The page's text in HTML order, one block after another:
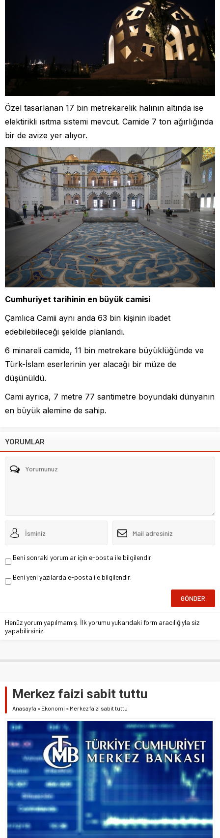
Özel tasarlanan 17 bin metrekarelik halının altında ise
elektirikli ısıtma sistemi mevcut. Camide 7 ton ağırlığında
bir de avize yer alıyor.
Cumhuriyet tarihinin en büyük camisi
Çamlıca Camii aynı anda 63 bin kişinin ibadet
edebilebileceği şekilde planlandı.
6 minareli camide, 11 bin metrekare büyüklüğünde ve
Türk-İslam eserlerinin yer alacağı bir müze de
düşünüldü.
Cami ayrıca, 7 metre 77 santimetre boyundaki dünyanın
en büyük alemine de sahip.
YORUMLAR
Beni sonraki yorumlar için e-posta ile bilgilendir.
Beni yeni yazılarda e-posta ile bilgilendir.
Henüz yorum yapılmamış. İlk yorumu yukarıdaki form aracılığıyla siz
yapabilirsiniz.
Merkez faizi sabit tuttu
Anasayfa » Ekonomi » Merkez faizi sabit tuttu